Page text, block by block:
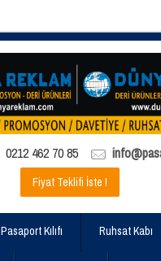
0212 462 70 85
Fiyat Teklifi İste !
Pasaport Kılıfı Ruhsat Kabı